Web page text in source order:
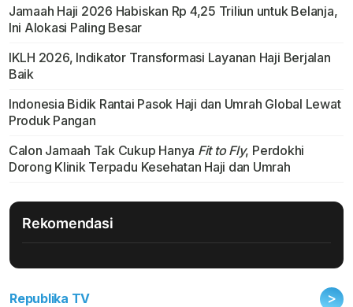
Jamaah Haji 2026 Habiskan Rp 4,25 Triliun untuk Belanja,
Ini Alokasi Paling Besar
IKLH 2026, Indikator Transformasi Layanan Haji Berjalan
Baik
Indonesia Bidik Rantai Pasok Haji dan Umrah Global Lewat
Produk Pangan
Calon Jamaah Tak Cukup Hanya Fit to Fly, Perdokhi
Dorong Klinik Terpadu Kesehatan Haji dan Umrah
Rekomendasi
Republika TV >